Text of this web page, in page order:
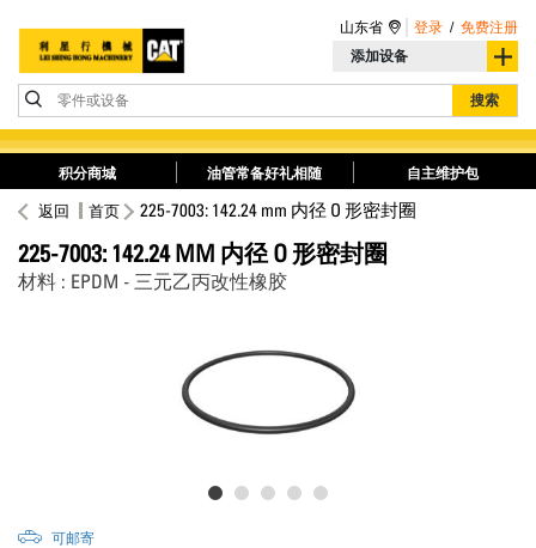
添加设备
零件或设备 搜索
山东省 登录 / 免费注册
积分商城 油管常备好礼相随 自主维护包
返回 首页 225-7003: 142.24 mm 内径 O 形密封圈
225-7003: 142.24 MM 内径 O 形密封圈
材料 : EPDM - 三元乙丙改性橡胶
可邮寄